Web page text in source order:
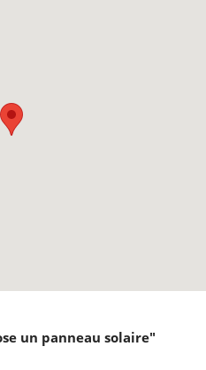
un panneau solaire"